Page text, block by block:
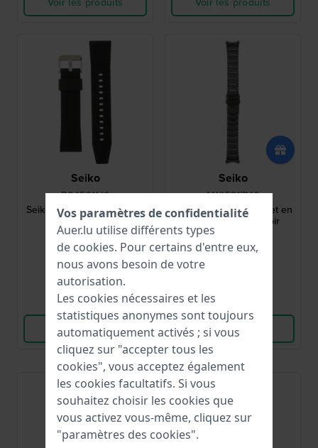
Seiko
R045011J0
Seiko 5 22 mm Bracelet en
silicone noir
42,00 €
● En stock
Comparer
Voir les produits
Seiko
M10E217M0
Seiko 5 20 mm Bracelet en
Acier revêtue en noir
86,00 €
Voir les produits
Vos paramètres de confidentialité
Auer.lu utilise différents types
de cookies. Pour certains d'entre eux,
nous avons besoin de votre
autorisation.
Les cookies nécessaires et les
statistiques anonymes sont toujours
automatiquement activés ; si vous
cliquez sur "accepter tous les
cookies", vous acceptez également
les cookies facultatifs. Si vous
souhaitez choisir les cookies que
vous activez vous-même, cliquez sur
"paramètres des cookies".